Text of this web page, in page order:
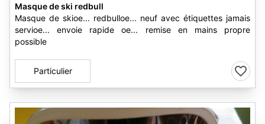
Masque de ski redbull
Masque de skioe... redbulloe... neuf avec étiquettes jamais
servioe... envoie rapide oe... remise en mains propre
possible
Particulier